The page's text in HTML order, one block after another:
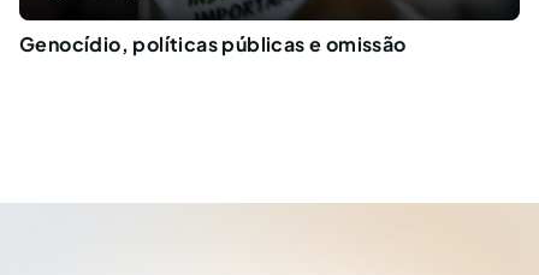
Genocídio, políticas públicas e omissão